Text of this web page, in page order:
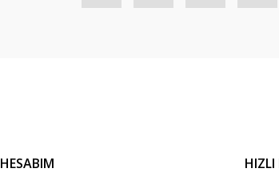
HESABIM HIZLI